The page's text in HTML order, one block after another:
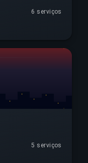
6 serviços
5 serviços